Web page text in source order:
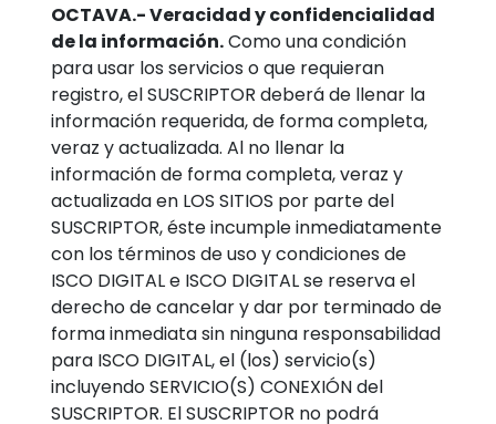
OCTAVA.- Veracidad y confidencialidad
de la información.Como una condición
para usar los servicios o que requieran
registro, el SUSCRIPTOR deberá de llenar la
información requerida, de forma completa,
veraz y actualizada. Al no llenar la
información de forma completa, veraz y
actualizada en LOS SITIOS por parte del
SUSCRIPTOR, éste incumple inmediatamente
con los términos de uso y condiciones de
ISCO DIGITAL e ISCO DIGITAL se reserva el
derecho de cancelar y dar por terminado de
forma inmediata sin ninguna responsabilidad
para ISCO DIGITAL, el (los) servicio(s)
incluyendo SERVICIO(S) CONEXIÓN del
SUSCRIPTOR. El SUSCRIPTOR no podrá